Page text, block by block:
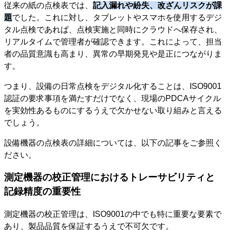
従来の紙の点検表では、 記入漏れや紛失、改ざんリスクが課
題でした。これに対し、タブレットやスマホを使用するデジ
タル点検であれば、点検実施と同時にクラウドへ保存され、
リアルタイムで管理者が確認できます。これによって、担当
者の品質意識も高まり、異常の早期発見や是正につながりま
す。
つまり、設備の日常点検をデジタル化することは、ISO9001
認証の要求事項を満たすだけでなく、現場のPDCAサイクル
を実効性あるものにするうえで欠かせない取り組みと言える
でしょう。
設備機器の点検表の詳細については、以下の記事をご参照く
ださい。
測定機器の校正管理におけるトレーサビリティと
記録精度の重要性
測定機器の校正管理は、ISO9001の中でも特に重要な要素で
あり、製品品質を保証するうえで不可欠です。